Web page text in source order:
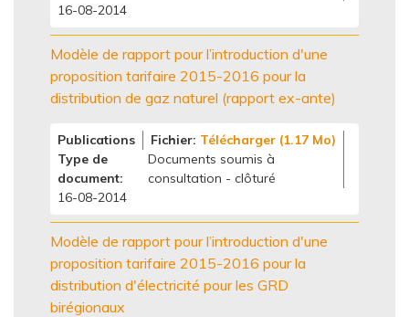
16-08-2014
Modèle de rapport pour l’introduction d'une
proposition tarifaire 2015-2016 pour la
distribution de gaz naturel (rapport ex-ante)
Publications Fichier Télécharger (1.17 Mo)
Type de
document
Documents soumis à
consultation - clôturé
16-08-2014
Modèle de rapport pour l’introduction d'une
proposition tarifaire 2015-2016 pour la
distribution d'électricité pour les GRD
birégionaux